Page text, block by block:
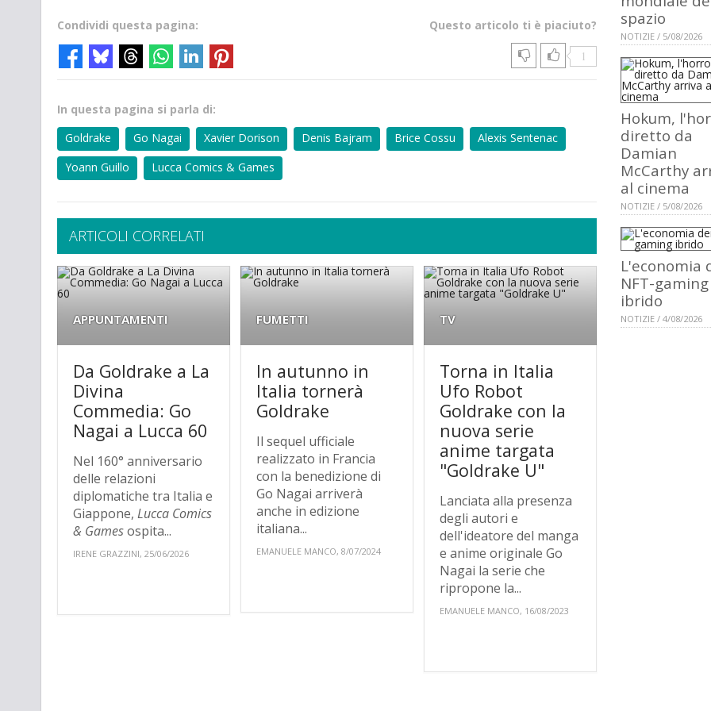
Questo articolo ti è piaciuto?
1
Condividi questa pagina:
In questa pagina si parla di:
Goldrake
Go Nagai Xavier Dorison Denis Bajram Brice Cossu
Alexis Sentenac
Yoann Guillo
Lucca Comics & Games
ARTICOLI CORRELATI
APPUNTAMENTI
Da Goldrake a La
Divina
Commedia: Go
Nagai a Lucca 60
Nel 160° anniversario
delle relazioni
diplomatiche tra Italia e
Giappone, Lucca Comics
& Gamesospita...
IRENE GRAZZINI, 25/06/2026
FUMETTI
In autunno in
Italia tornerà
Goldrake
Il sequel ufficiale
realizzato in Francia
con la benedizione di
Go Nagai arriverà
anche in edizione
italiana...
EMANUELE MANCO, 8/07/2024
TV
Torna in Italia
Ufo Robot
Goldrake con la
nuova serie
anime targata
"Goldrake U"
Lanciata alla presenza
degli autori e
dell'ideatore del manga
e anime originale Go
Nagai la serie che
ripropone la...
EMANUELE MANCO, 16/08/2023
spazio
NOTIZIE / 5/08/2026
Hokum,
diretto da
Damian
McCarthy
al cinema
NOTIZIE / 5/08/2026
L'economia
NFT-gaming
ibrido
NOTIZIE / 4/08/2026